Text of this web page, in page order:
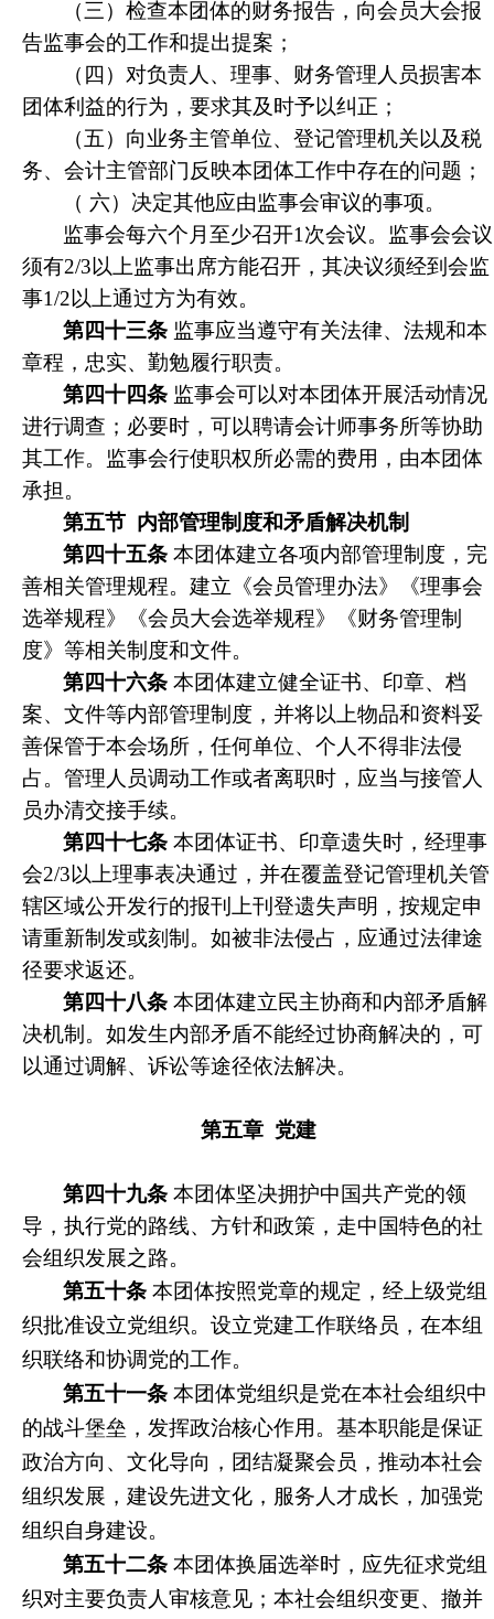
（三）检查本团体的财务报告，向会员大会报
告监事会的工作和提出提案；
（四）对负责人、理事、财务管理人员损害本
团体利益的行为，要求其及时予以纠正；
（五）向业务主管单位、登记管理机关以及税
务、会计主管部门反映本团体工作中存在的问题；
（ 六）决定其他应由监事会审议的事项。
监事会每六个月至少召开1次会议。监事会会议
须有2/3以上监事出席方能召开，其决议须经到会监
事1/2以上通过方为有效。
第四十三条 监事应当遵守有关法律、法规和本
章程，忠实、勤勉履行职责。
第四十四条 监事会可以对本团体开展活动情况
进行调查；必要时，可以聘请会计师事务所等协助
其工作。监事会行使职权所必需的费用，由本团体
承担。
第五节 内部管理制度和矛盾解决机制
第四十五条 本团体建立各项内部管理制度，完
善相关管理规程。建立《会员管理办法》《理事会
选举规程》《会员大会选举规程》《财务管理制
度》等相关制度和文件。
第四十六条 本团体建立健全证书、印章、档
案、文件等内部管理制度，并将以上物品和资料妥
善保管于本会场所，任何单位、个人不得非法侵
占。管理人员调动工作或者离职时，应当与接管人
员办清交接手续。
第四十七条 本团体证书、印章遗失时，经理事
会2/3以上理事表决通过，并在覆盖登记管理机关管
辖区域公开发行的报刊上刊登遗失声明，按规定申
请重新制发或刻制。如被非法侵占，应通过法律途
径要求返还。
第四十八条 本团体建立民主协商和内部矛盾解
决机制。如发生内部矛盾不能经过协商解决的，可
以通过调解、诉讼等途径依法解决。
第五章 党建
第四十九条 本团体坚决拥护中国共产党的领
导，执行党的路线、方针和政策，走中国特色的社
会组织发展之路。
第五十条 本团体按照党章的规定，经上级党组
织批准设立党组织。设立党建工作联络员，在本组
织联络和协调党的工作。
第五十一条 本团体党组织是党在本社会组织中
的战斗堡垒，发挥政治核心作用。基本职能是保证
政治方向、文化导向，团结凝聚会员，推动本社会
组织发展，建设先进文化，服务人才成长，加强党
组织自身建设。
第五十二条 本团体换届选举时，应先征求党组
织对主要负责人审核意见；本社会组织变更、撤并